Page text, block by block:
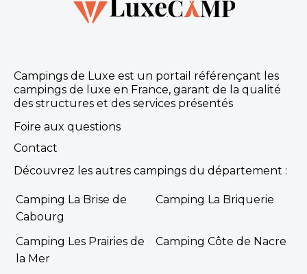
Campings de Luxe est un portail référençant les
campings de luxe en France, garant de la qualité
des structures et des services présentés
Foire aux questions
Contact
Découvrez les autres campings du département :
Camping La Brise de
Cabourg
Camping La Briquerie
Camping Les Prairies de
la Mer
Camping Côte de Nacre